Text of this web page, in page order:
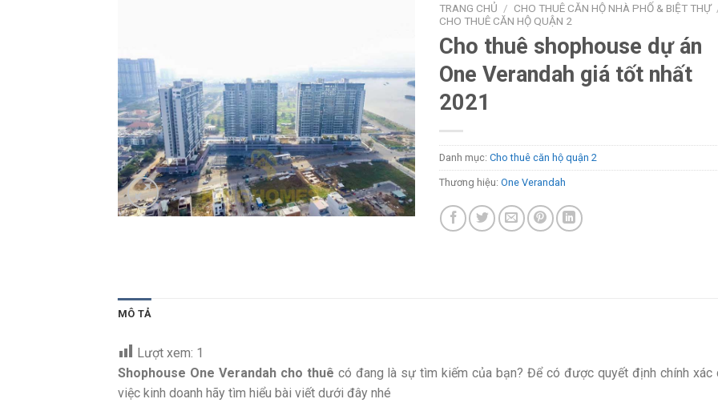
TRANG CHỦ / CHO THUÊ CĂN HỘ NHÀ PHỐ & BIỆT THỰ
CHO THUÊ CĂN HỘ QUẬN 2
Cho thuê shophouse dự án
One Verandah giá tốt nhất
2021
Danh mục: Cho thuê căn hộ quận 2
Thương hiệu: One Verandah
MÔ TẢ
Lượt xem: 1
Shophouse One Verandah cho thuê có đang là sự tìm kiếm của bạn? Để có được quyết định chính xác
việc kinh doanh hãy tìm hiểu bài viết dưới đây nhé